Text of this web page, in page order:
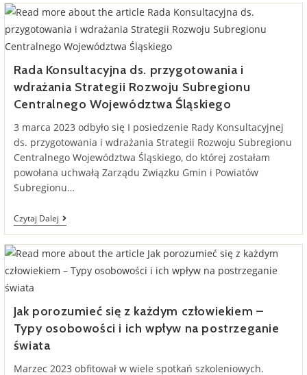
W
Osobisty?
Rada Konsultacyjna ds. przygotowania i
wdrażania Strategii Rozwoju Subregionu
Centralnego Województwa Śląskiego
3 marca 2023 odbyło się I posiedzenie Rady Konsultacyjnej
ds. przygotowania i wdrażania Strategii Rozwoju Subregionu
Centralnego Województwa Śląskiego, do której zostałam
powołana uchwałą Zarządu Związku Gmin i Powiatów
Subregionu…
Czytaj DalejRada
Konsultacyjna
Przygotowania
Wdrażania
Subregionu
Centralnego
Województwa
Jak porozumieć się z każdym człowiekiem –
Typy osobowości i ich wpływ na postrzeganie
świata
Marzec 2023 obfitował w wiele spotkań szkoleniowych.